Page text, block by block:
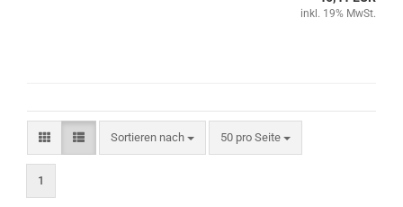
inkl. 19% MwSt.
Sortieren nach
Sortieren nach 50 pro Seite
pro Seite
1